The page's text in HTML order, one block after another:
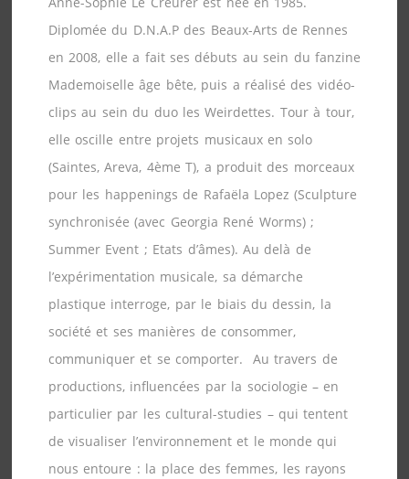
Diplomée du D.N.A.P des Beaux-Arts de Rennes
en 2008, elle a fait ses débuts au sein du fanzine
Mademoiselle âge bête, puis a réalisé des vidéo-
clips au sein du duo les Weirdettes. Tour à tour,
elle oscille entre projets musicaux en solo
(Saintes, Areva, 4ème T), a produit des morceaux
pour les happenings de Rafaëla Lopez (Sculpture
synchronisée (avec Georgia René Worms) ;
Summer Event ; Etats d’âmes). Au delà de
l’expérimentation musicale, sa démarche
plastique interroge, par le biais du dessin, la
société et ses manières de consommer,
communiquer et se comporter. Au travers de
productions, influencées par la sociologie – en
particulier par les cultural-studies – qui tentent
de visualiser l’environnement et le monde qui
nous entoure : la place des femmes, les rayons